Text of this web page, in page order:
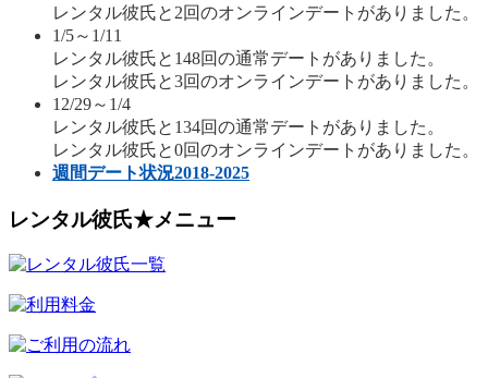
レンタル彼氏と2回のオンラインデートがありました。
1/5～1/11
レンタル彼氏と148回の通常デートがありました。
レンタル彼氏と3回のオンラインデートがありました。
12/29～1/4
レンタル彼氏と134回の通常デートがありました。
レンタル彼氏と0回のオンラインデートがありました。
週間デート状況2018-2025
レンタル彼氏★メニュー